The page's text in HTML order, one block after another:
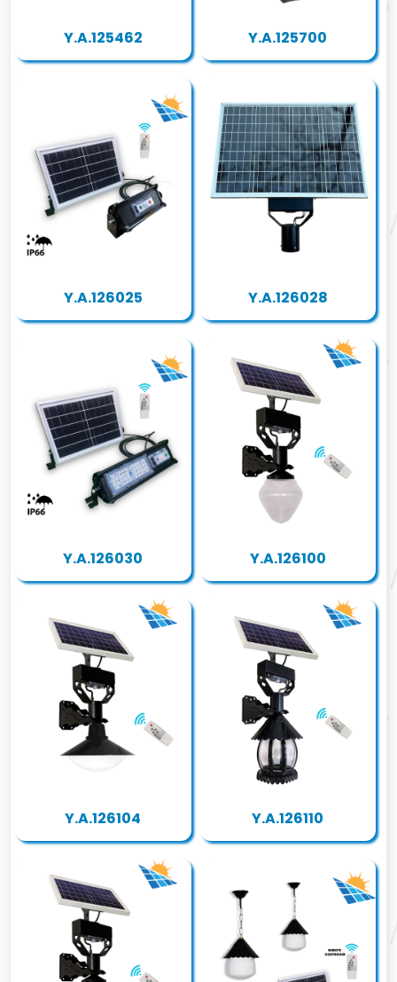
Y.A.125462 Y.A.125700
Y.A.126025 Y.A.126028
Y.A.126030 Y.A.126100
Y.A.126104 Y.A.126110